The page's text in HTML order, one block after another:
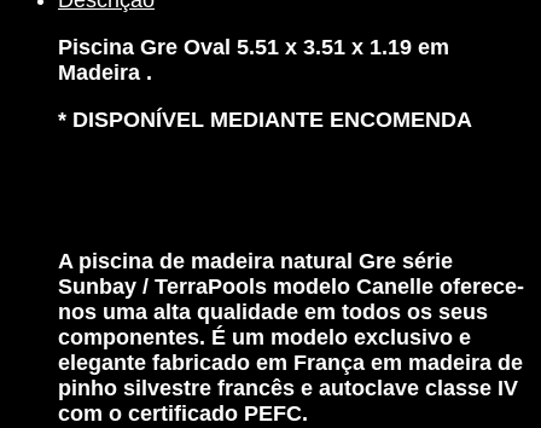
MADEIRA
Escada
INOX
Piscina Gre Oval 5.51 x 3.51 x 1.19 em
Madeira .
* DISPONÍVEL MEDIANTE ENCOMENDA
A piscina de madeira natural Gre série
Sunbay / TerraPools modelo Canelle oferece-
nos uma alta qualidade em todos os seus
componentes. É um modelo exclusivo e
elegante fabricado em França em madeira de
pinho silvestre francês e autoclave classe IV
com o certificado PEFC.